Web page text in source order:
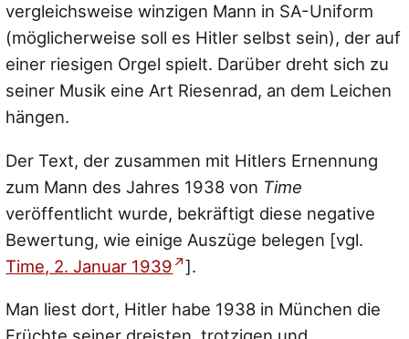
vergleichsweise winzigen Mann in SA-Uniform
(möglicherweise soll es Hitler selbst sein), der auf
einer riesigen Orgel spielt. Darüber dreht sich zu
seiner Musik eine Art Riesenrad, an dem Leichen
hängen.
Der Text, der zusammen mit Hitlers Ernennung
zum Mann des Jahres 1938 von Time
veröffentlicht wurde, bekräftigt diese negative
Bewertung, wie einige Auszüge belegen [vgl.
Time, 2. Januar 1939
].
Man liest dort, Hitler habe 1938 in München die